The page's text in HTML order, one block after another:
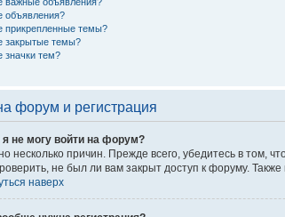
объявления?
прикрепленные темы?
закрытые темы?
значки тем?
форум и регистрация
не могу войти на форум?
несколько причин. Прежде всего, убедитесь в том,
не был ли вам закрыт доступ к форуму.
наверх